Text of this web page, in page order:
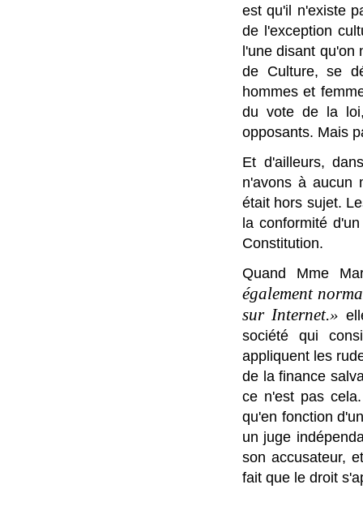
est qu'il n'existe
de l'exception
l'une disant
de Culture, se
hommes et
du vote de la
opposants. Mais
Et d'ailleurs,
n'avons à aucun
était hors sujet.
la conformité
Constitution.
Quand Mme
également
sur Internet.
société qui
appliquent les
de la finance
ce n'est pas
qu'en fonction
un juge
son accusateur,
fait que le droit